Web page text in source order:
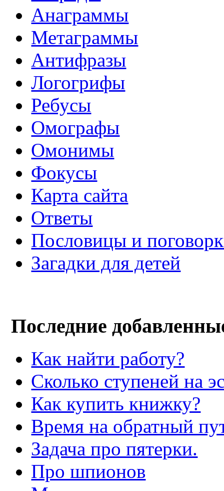
Анаграммы
Метаграммы
Антифразы
Логогрифы
Ребусы
Омографы
Омонимы
Фокусы
Карта сайта
Ответы
Пословицы и
Загадки для детей
Последние
Как найти работу?
Сколько ступеней на
Как купить книжку?
Время на обратный
Задача про пятерки.
Про шпионов